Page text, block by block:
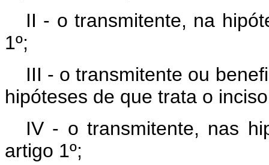
II - o transmitente, na
1º;
III - o transmitente ou
hipóteses de que trata o
IV - o transmitente, nas
artigo 1º;